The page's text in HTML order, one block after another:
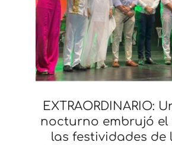
EXTRAORDINARIO:
nocturno embrujó el
las festividades de